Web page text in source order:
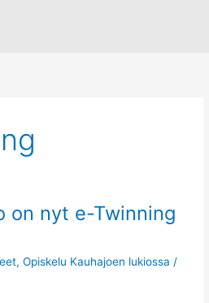
on nyt e-Twinning
,Opiskelu Kauhajoen lukiossa /